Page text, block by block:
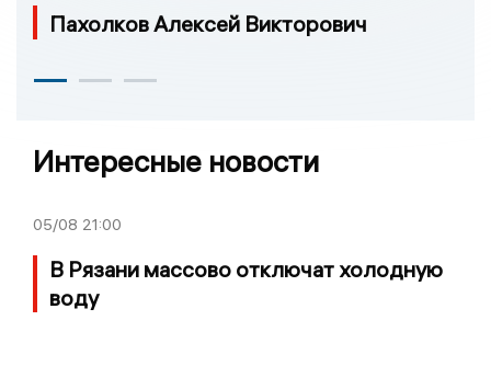
Пахолков Алексей Викторович
Интересные новости
05/08 21:00
В Рязани массово отключат холодную
воду